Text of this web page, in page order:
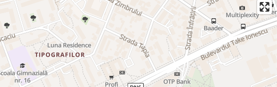
P.O.T. maxim = 70%)